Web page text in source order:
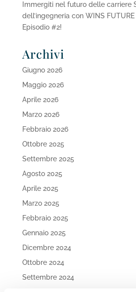
Immergiti nel futuro delle carriere
dell’ingegneria con WINS FUTURE
Episodio #2!
Archivi
Giugno 2026
Maggio 2026
Aprile 2026
Marzo 2026
Febbraio 2026
Ottobre 2025
Settembre 2025
Agosto 2025
Aprile 2025
Marzo 2025
Febbraio 2025
Gennaio 2025
Dicembre 2024
Ottobre 2024
Settembre 2024